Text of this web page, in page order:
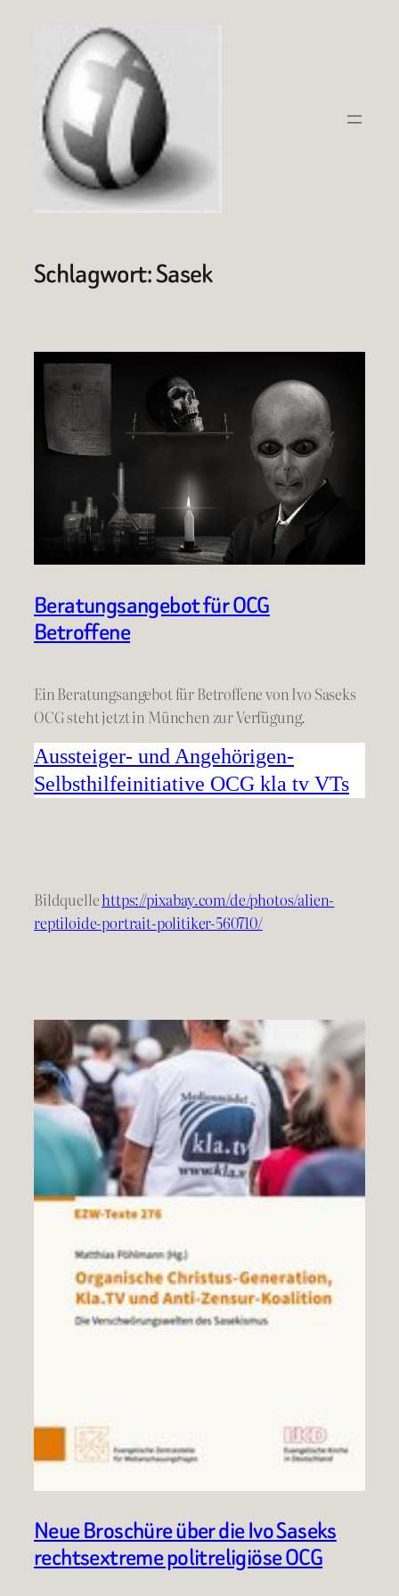
springen
Schlagwort:Sasek
Beratungsangebot für OCG
Betroffene
Ein Beratungsangebot für Betroffene von Ivo Saseks
OCG steht jetzt in München zur Verfügung.
Aussteiger- und Angehörigen-
Selbsthilfeinitiative OCG kla tv VTs
Bildquellehttps://pixabay.com/de/photos/alien-
reptiloide-portrait-politiker-560710/
Neue Broschüre über die Ivo Saseks
rechtsextreme politreligiöse OCG